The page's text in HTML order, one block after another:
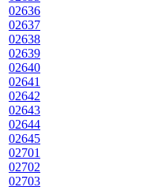
02636
02637
02638
02639
02640
02641
02642
02643
02644
02645
02701
02702
02703